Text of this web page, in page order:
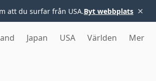
att du surfar från USA.Byt webbplats ×
Japan USA Världen Mer